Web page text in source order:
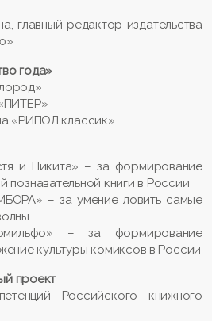
главный редактор издательства
года»
«РИПОЛ классик»
и Никита» – за формирование
познавательной книги в России
– за умение ловить самые
– за формирование
культуры комиксов в России
проект
Российского книжного